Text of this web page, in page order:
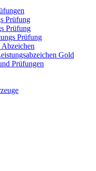
Prüfung
Prüfung
Prüfung
Abzeichen
Gold
Prüfungen